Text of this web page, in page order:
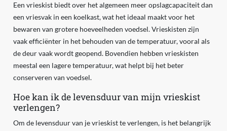
Een vrieskist biedt over het algemeen meer opslagcapaciteit dan
een vriesvak in een koelkast, wat het ideaal maakt voor het
bewaren van grotere hoeveelheden voedsel. Vrieskisten zijn
vaak efficiënter in het behouden van de temperatuur, vooral als
de deur vaak wordt geopend. Bovendien hebben vrieskisten
meestal een lagere temperatuur, wat helpt bij het beter
conserveren van voedsel.
Hoe kan ik de levensduur van mijn vrieskist
verlengen?
Om de levensduur van je vrieskist te verlengen, is het belangrijk